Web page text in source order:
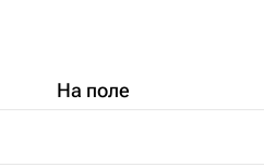
На поле